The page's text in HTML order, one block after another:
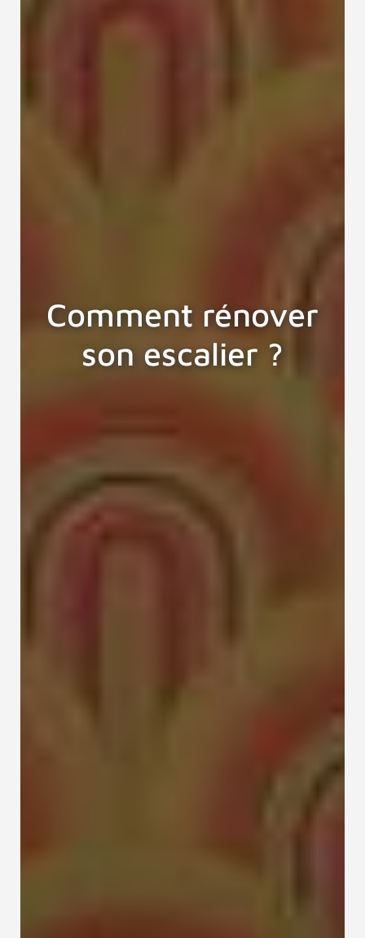
Comment rénover
son escalier ?